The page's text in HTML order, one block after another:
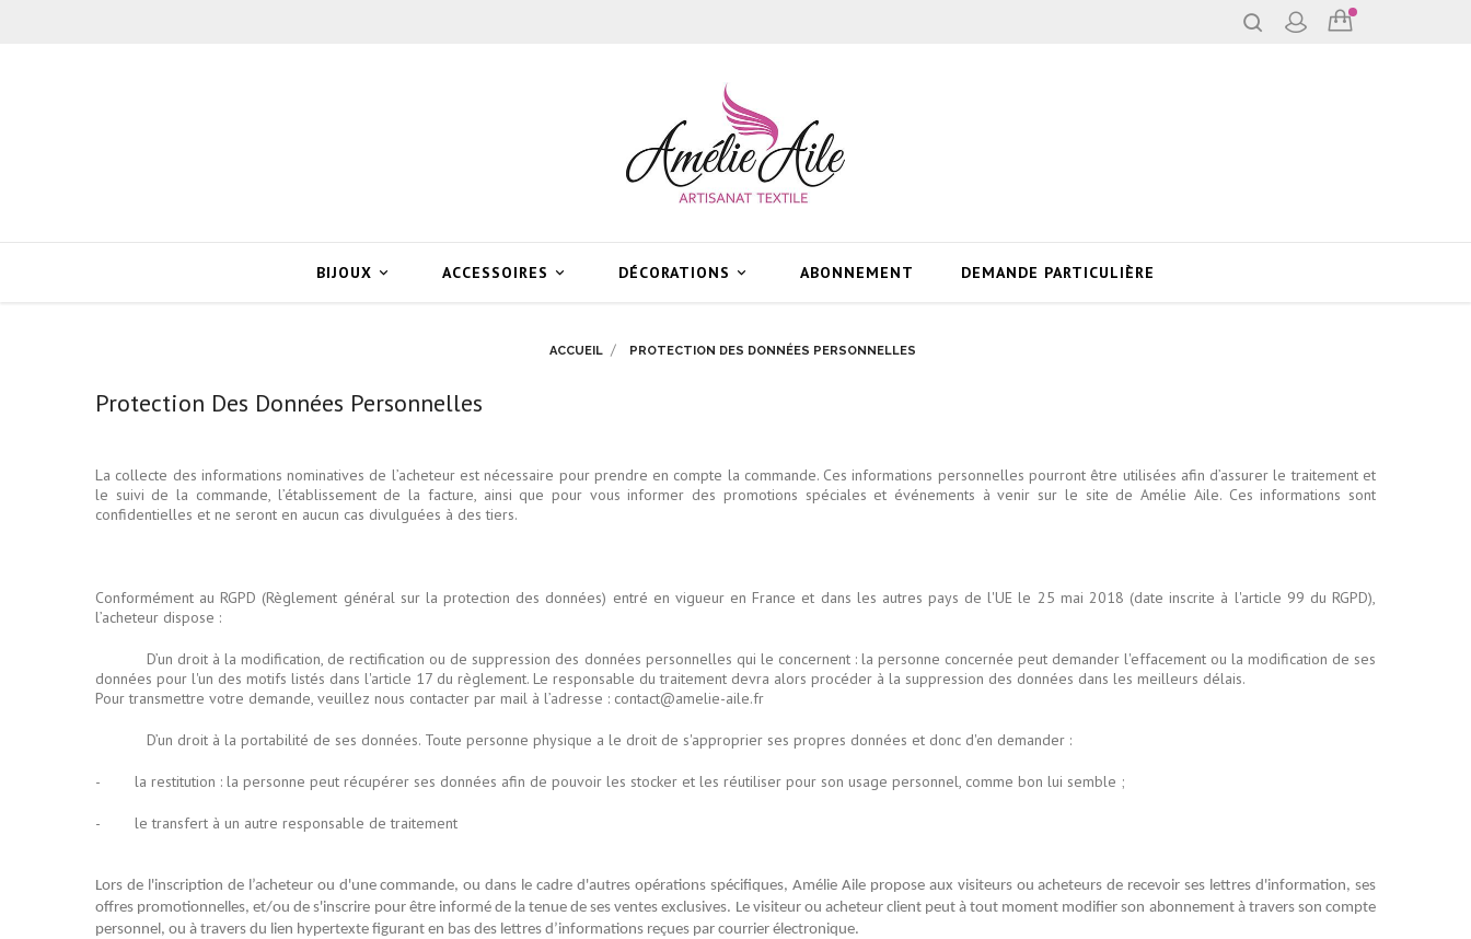

BIJOUX 
ACCESSOIRES 
DÉCORATIONS ABONNEMENT DEMANDE PARTICULIÈRE
ACCUEIL PROTECTION DES DONNÉES PERSONNELLES
Protection Des Données Personnelles
La collecte des informations nominatives de l’acheteur est nécessaire pour prendre en compte la commande. Ces informations personnelles pourront être utilisées afin d’assurer le traitement et
le suivi de la commande, l’établissement de la facture, ainsi que pour vous informer des promotions spéciales et événements à venir sur le site de Amélie Aile. Ces informations sont
confidentielles et ne seront en aucun cas divulguées à des tiers.
Conformément au RGPD (Règlement général sur la protection des données) entré en vigueur en France et dans les autres pays de l'UE le 25 mai 2018 (date inscrite à l'article 99 du RGPD),
l’acheteur dispose :
D’un droit à la modification, de rectification ou de suppression des données personnelles qui le concernent : la personne concernée peut demander l'effacement ou la modification de ses
données pour l'un des motifs listés dans l'article 17 du règlement. Le responsable du traitement devra alors procéder à la suppression des données dans les meilleurs délais.
Pour transmettre votre demande, veuillez nous contacter par mail à l’adresse : contact@amelie-aile.fr
D’un droit à la portabilité de ses données. Toute personne physique a le droit de s'approprier ses propres données et donc d'en demander :
- la restitution : la personne peut récupérer ses données afin de pouvoir les stocker et les réutiliser pour son usage personnel, comme bon lui semble ;
- le transfert à un autre responsable de traitement
Lors de l'inscription de l’acheteur ou d'une commande, ou dans le cadre d'autres opérations spécifiques, Amélie Aile propose aux visiteurs ou acheteurs de recevoir ses lettres d'information, ses
offres promotionnelles, et/ou de s'inscrire pour être informé de la tenue de ses ventes exclusives. Le visiteur ou acheteur client peut à tout moment modifier son abonnement à travers son compte
personnel, ou à travers du lien hypertexte figurant en bas des lettres d’informations reçues par courrier électronique.